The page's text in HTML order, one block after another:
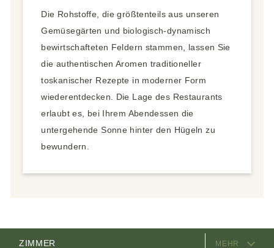
Die Rohstoffe, die größtenteils aus unseren
Gemüsegärten und biologisch-dynamisch
bewirtschafteten Feldern stammen, lassen Sie
die authentischen Aromen traditioneller
toskanischer Rezepte in moderner Form
wiederentdecken. Die Lage des Restaurants
erlaubt es, bei Ihrem Abendessen die
untergehende Sonne hinter den Hügeln zu
bewundern.
MEHR
AUSSTATTUNG
ZIMMER